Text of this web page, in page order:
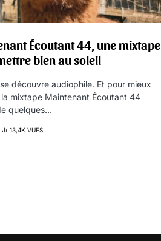
Écoutant 44, une mixtape
bien au soleil
découvre audiophile. Et pour mieux
mixtape Maintenant Écoutant 44
quelques…
13,4K VUES